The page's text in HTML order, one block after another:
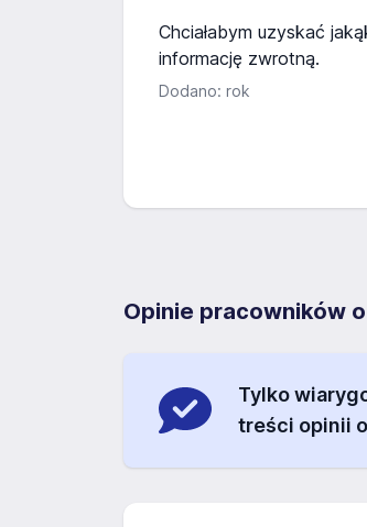
Chciałabym uzyskać
informację zwrotną.
Dodano: rok
Opinie pracowników
Tylko
treści opinii